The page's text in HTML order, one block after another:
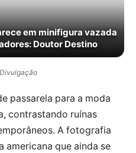
em minifigura vazada
Doutor Destino
passarela para a moda
contrastando ruínas
A fotografia
americana que ainda se